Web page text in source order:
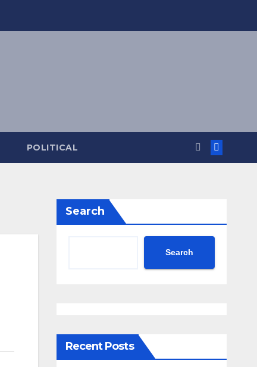
POLITICAL
Search
Search
Recent Posts